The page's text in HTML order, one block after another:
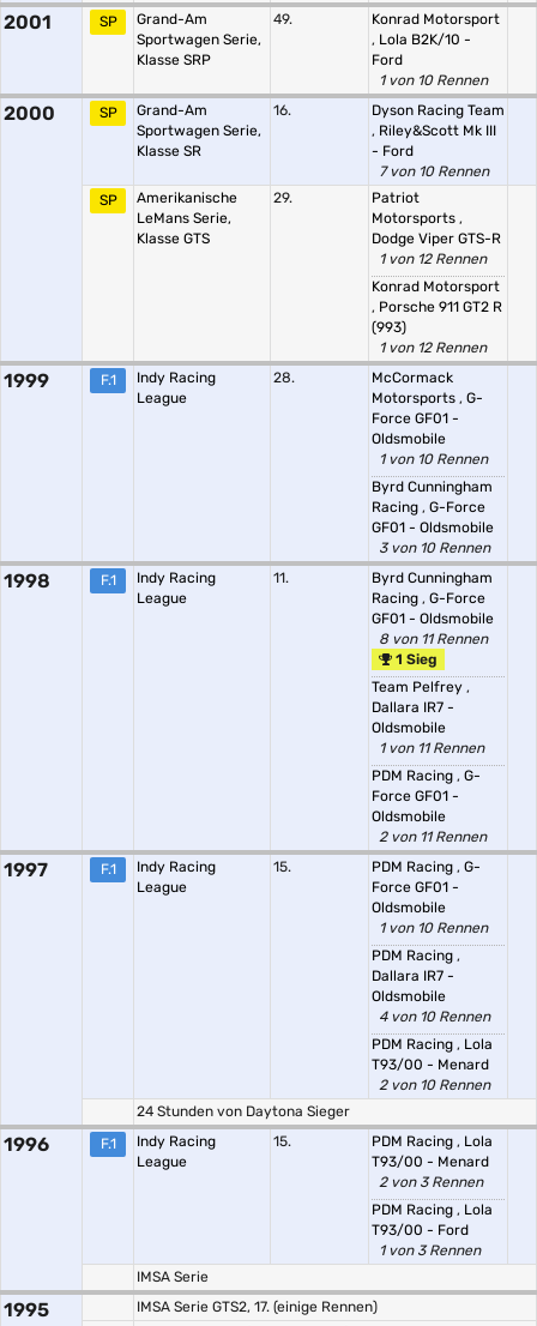
2001 SP
Grand-Am
Sportwagen Serie,
Klasse SRP
49.
Konrad Motorsport
, Lola B2K/10 -
Ford
1 von 10 Rennen
2000 SP
Grand-Am
Sportwagen Serie,
Klasse SR
16.
Dyson Racing Team
, Riley&Scott Mk III
- Ford
7 von 10 Rennen
SP
Amerikanische
LeMans Serie,
Klasse GTS
29.
Patriot
Motorsports ,
Dodge Viper GTS-R
1 von 12 Rennen
Konrad Motorsport
, Porsche 911 GT2 R
(993)
1 von 12 Rennen
1999 F.1
Indy Racing
League
28.
McCormack
Motorsports , G-
Force GF01 -
Oldsmobile
1 von 10 Rennen
Byrd Cunningham
Racing , G-Force
GF01 - Oldsmobile
3 von 10 Rennen
1998 F.1
Indy Racing
League
11.
Byrd Cunningham
Racing , G-Force
GF01 - Oldsmobile
8 von 11 Rennen
1 Sieg
Team Pelfrey ,
Dallara IR7 -
Oldsmobile
1 von 11 Rennen
PDM Racing , G-
Force GF01 -
Oldsmobile
2 von 11 Rennen
1997 F.1
Indy Racing
League
15. PDM Racing , G-
Force GF01 -
Oldsmobile
1 von 10 Rennen
PDM Racing ,
Dallara IR7 -
Oldsmobile
4 von 10 Rennen
PDM Racing , Lola
T93/00 - Menard
2 von 10 Rennen
24 Stunden von Daytona Sieger
1996 F.1
Indy Racing
League
15. PDM Racing , Lola
T93/00 - Menard
2 von 3 Rennen
PDM Racing , Lola
T93/00 - Ford
1 von 3 Rennen
IMSA Serie
1995
IMSA Serie GTS2, 17. (einige Rennen)